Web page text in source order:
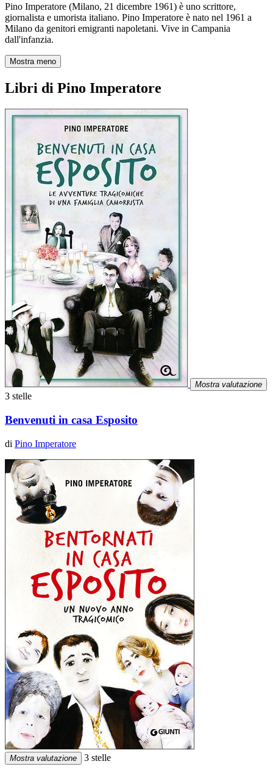
Pino Imperatore (Milano, 21 dicembre 1961) è uno scrittore,
giornalista e umorista italiano. Pino Imperatore è nato nel 1961 a
Milano da genitori emigranti napoletani. Vive in Campania
dall'infanzia.
Mostra meno
Libri di Pino Imperatore
Mostra valutazione
3 stelle
Benvenuti in casa Esposito
di Pino Imperatore
Mostra valutazione 3 stelle